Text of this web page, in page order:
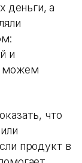
деньги, а
и
можем
что
продукт в